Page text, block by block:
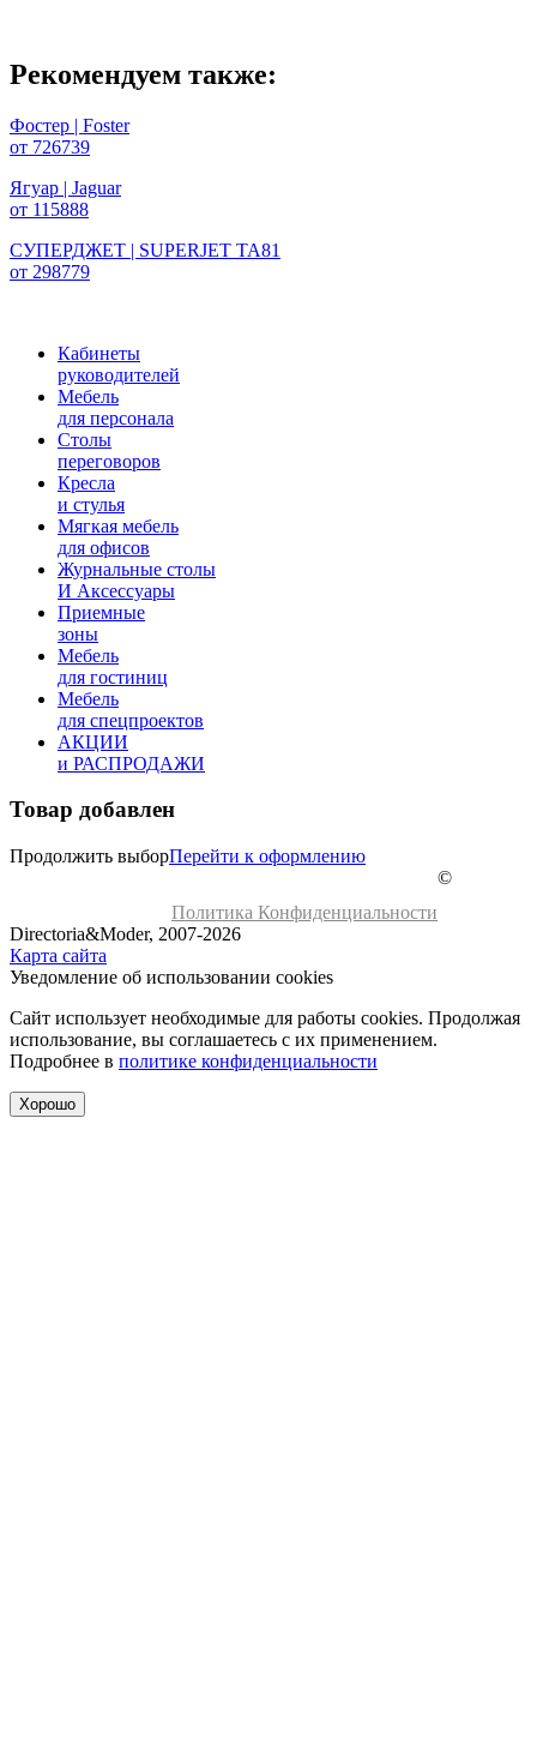
Рекомендуем также:
Фостер | Foster
от 726739
Ягуар | Jaguar
от 115888
СУПЕРДЖЕТ | SUPERJET TA81
от 298779
Кабинеты
руководителей
Мебель
для персонала
Столы
переговоров
Кресла
и стулья
Мягкая мебель
для офисов
Журнальные столы
И Аксессуары
Приемные
зоны
Мебель
для гостиниц
Мебель
для cпецпроектов
АКЦИИ
и РАСПРОДАЖИ
Товар добавлен
Продолжить выборПерейти к оформлению
Политика Конфиденциальности
©
Directoria&Moder, 2007-2026
Карта сайта
Уведомление об использовании cookies
Сайт использует необходимые для работы cookies. Продолжая
использование, вы соглашаетесь с их применением.
Подробнее в политике конфиденциальности
Хорошо